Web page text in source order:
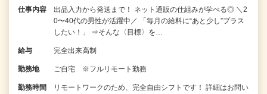
仕事内容
出品入力から発送まで！ ネット通販の仕組みが学べる◎ ＼2
0〜40代の男性が活躍中／ 「毎月の給料に“あと少し”プラス
したい！」 ⇒そんな〈目標〉を…
給与 完全出来高制
勤務地 ご自宅 ※フルリモート勤務
勤務時間
リモートワークのため、完全自由シフトです！ 詳細はお問い